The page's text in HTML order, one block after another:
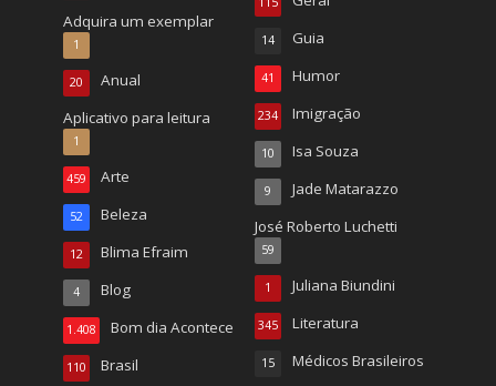
Adquira um exemplar
1
Anual
20
Aplicativo para leitura
1
Arte
459
Beleza
52
Blima Efraim
12
Blog
4
Bom dia Acontece
1.408
Brasil
110
Guia
14
Humor
41
Imigração
234
Isa Souza
10
Jade Matarazzo
9
José Roberto Luchetti
59
Juliana Biundini
1
Literatura
345
Médicos Brasileiros
15